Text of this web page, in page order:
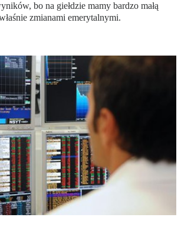
bo na giełdzie mamy bardzo małą
zmianami emerytalnymi.